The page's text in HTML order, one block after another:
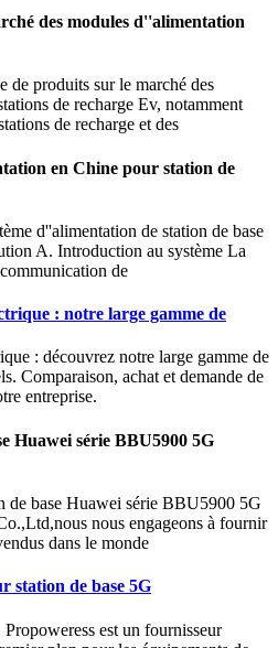
des modules d''alimentation
de produits sur le marché des
de recharge Ev, notamment
de recharge et des
en Chine pour station de
d''alimentation de station de base
A. Introduction au système La
de
: notre large gamme de
: découvrez notre large gamme de
Comparaison, achat et demande de
entreprise.
Huawei série BBU5900 5G
de base Huawei série BBU5900 5G
nous engageons à fournir
dans le monde
station de base 5G
est un fournisseur